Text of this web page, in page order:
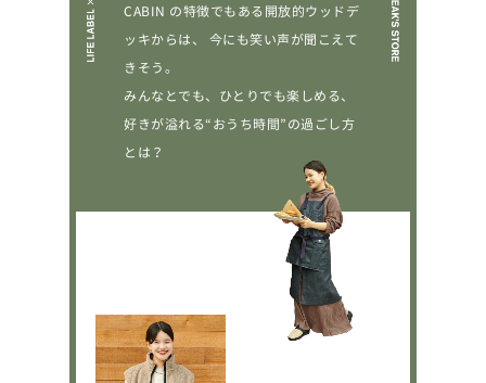
CABIN の特徴でもある開放的ウッドデ
ッキからは、
今にも笑い声が聞こえて
きそう。
みんなとでも、ひとりでも楽しめる、
好きが溢れる“おうち時間”の過ごし方
とは？